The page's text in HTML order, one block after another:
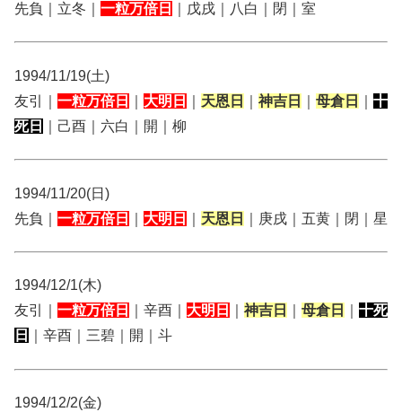
先負｜立冬｜ 一粒万倍日 ｜戊戌｜八白｜閉｜室
1994/11/19(土)
友引｜ 一粒万倍日 大明日 天恩日 神吉日 母倉日
十
死日
｜己酉｜六白｜開｜柳
1994/11/20(日)
先負｜ 一粒万倍日 大明日 天恩日 ｜庚戌｜五黄｜閉｜星
1994/12/1(木)
友引｜ 一粒万倍日 ｜辛酉｜ 大明日 神吉日 母倉日
十死
日
｜辛酉｜三碧｜開｜斗
1994/12/2(金)